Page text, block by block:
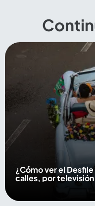
¿Cómo ver el
calles, por